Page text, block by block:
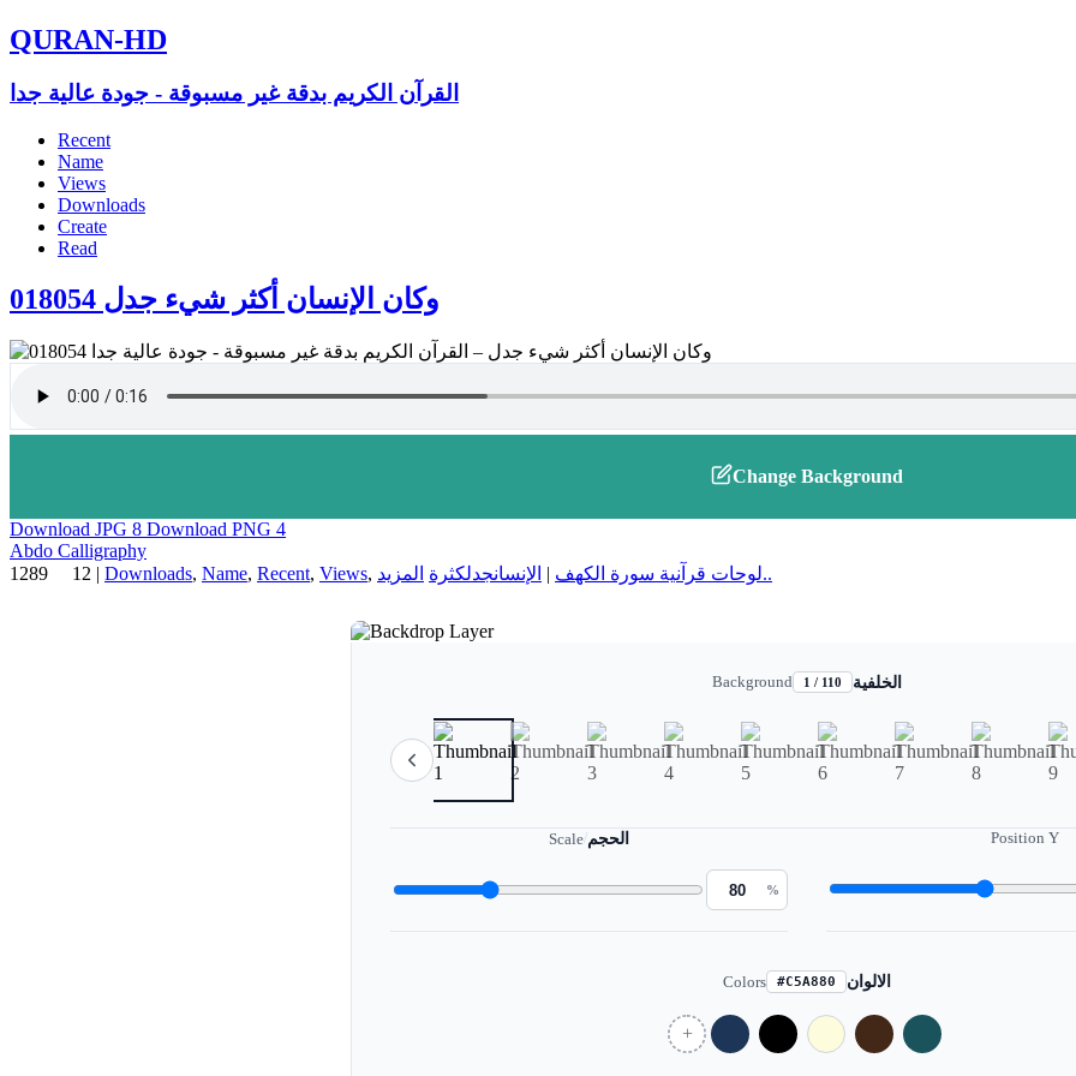
QURAN-HD
القرآن الكريم بدقة غير مسبوقة - جودة عالية جدا
Recent
Name
Views
Downloads
Create
Read
018054 وكان الإنسان أكثر شيء جدل
Change Background
Download JPG 8 Download PNG 4
Abdo Calligraphy
1289
12 | Downloads, Name, Recent, Views, لوحات قرآنية سورة الكهف | الإنسانجدلكثرة المزيد..
Background 1 / 110 الخلفية
Scale/الحجم
%
Position Y
Colors #C5A880 الالوان